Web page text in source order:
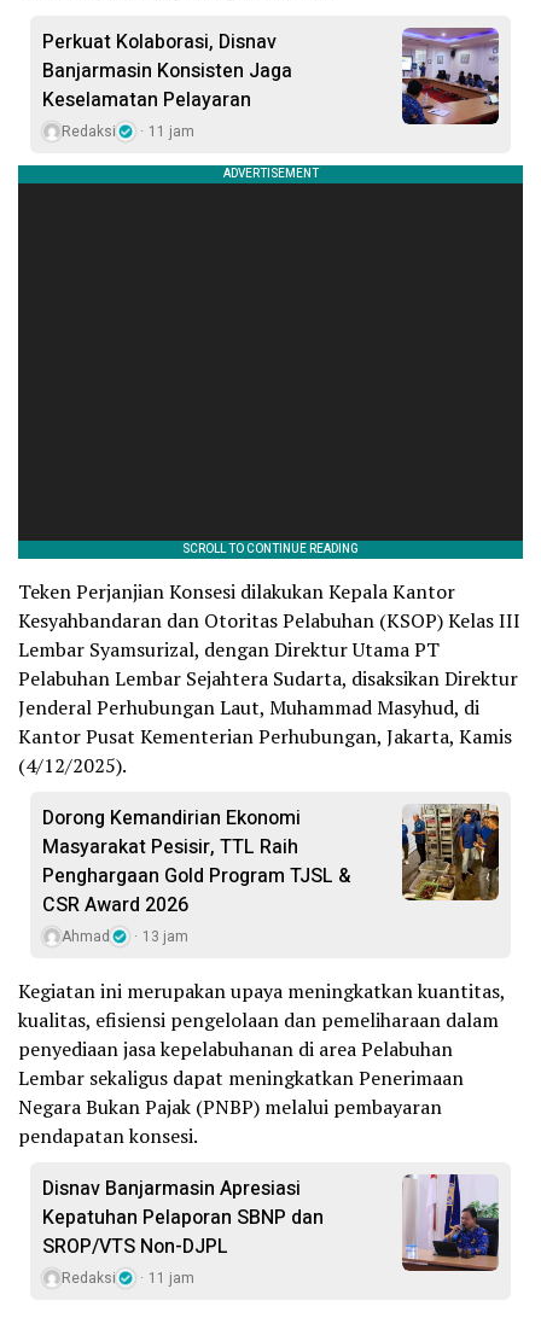
Perkuat Kolaborasi, Disnav
Banjarmasin Konsisten Jaga
Keselamatan Pelayaran
Redaksi 11 jam
Teken Perjanjian Konsesi dilakukan Kepala Kantor
Kesyahbandaran dan Otoritas Pelabuhan (KSOP) Kelas III
Lembar Syamsurizal, dengan Direktur Utama PT
Pelabuhan Lembar Sejahtera Sudarta, disaksikan Direktur
Jenderal Perhubungan Laut, Muhammad Masyhud, di
Kantor Pusat Kementerian Perhubungan, Jakarta, Kamis
(4/12/2025).
Dorong Kemandirian Ekonomi
Masyarakat Pesisir, TTL Raih
Penghargaan Gold Program TJSL &
CSR Award 2026
Ahmad 13 jam
Kegiatan ini merupakan upaya meningkatkan kuantitas,
kualitas, efisiensi pengelolaan dan pemeliharaan dalam
penyediaan jasa kepelabuhanan di area Pelabuhan
Lembar sekaligus dapat meningkatkan Penerimaan
Negara Bukan Pajak (PNBP) melalui pembayaran
pendapatan konsesi.
Disnav Banjarmasin Apresiasi
Kepatuhan Pelaporan SBNP dan
SROP/VTS Non-DJPL
Redaksi 11 jam